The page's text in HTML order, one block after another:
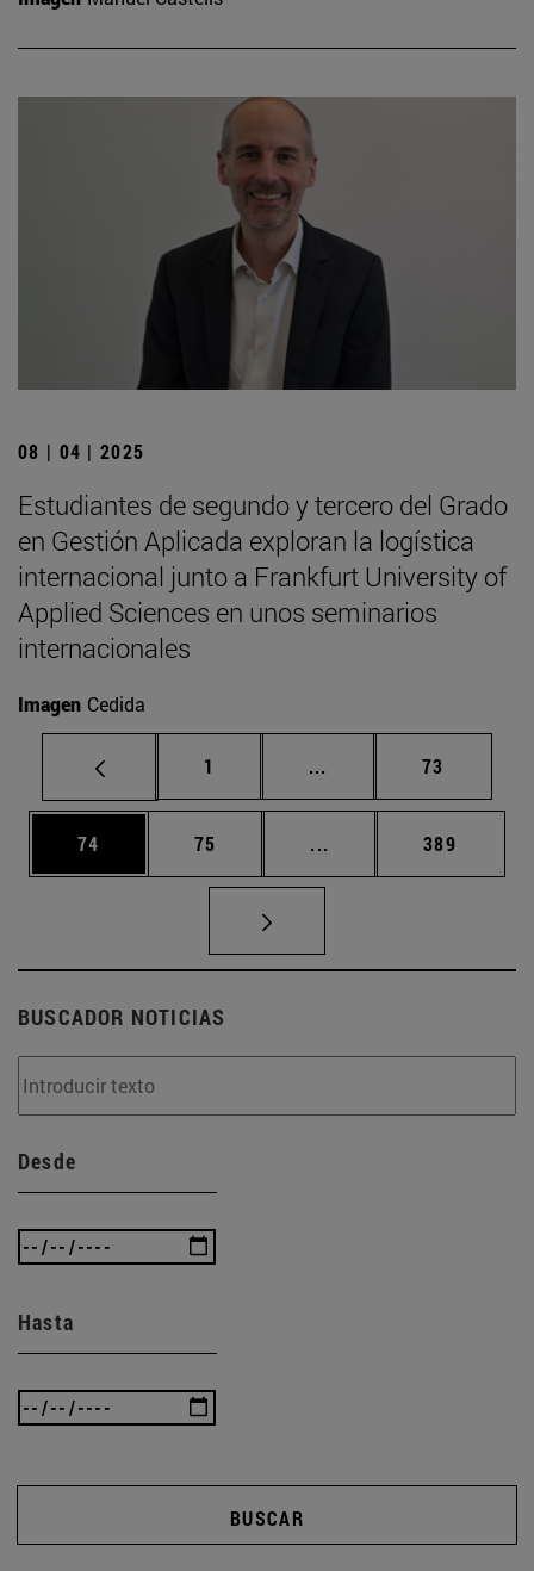
08 | 04 | 2025
Estudiantes de segundo y tercero del Grado
en Gestión Aplicada exploran la logística
internacional junto a Frankfurt University of
Applied Sciences en unos seminarios
internacionales
Imagen Cedida
Página
1 ... Páginas intermedias
Página
73
Página
74 Página
75 ... Páginas intermedias
Página
389
BUSCADOR NOTICIAS
Desde
Hasta
BUSCAR